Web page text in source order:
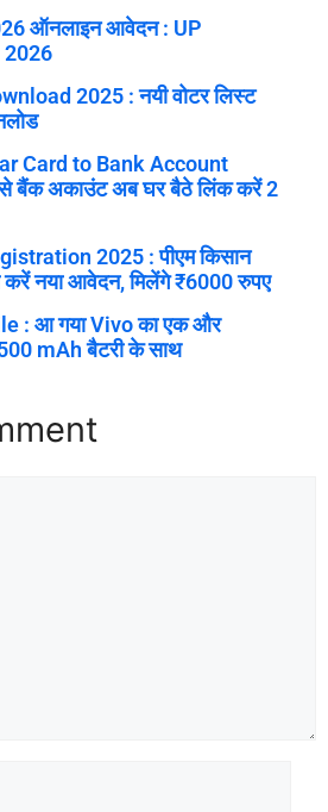
ऑनलाइन आवेदन : UP
2025 : नयी वोटर लिस्ट
Card to Bank Account
बैंक अकाउंट अब घर बैठे लिंक करें 2
2025 : पीएम किसान
करें नया आवेदन, मिलेंगे ₹6000 रुपए
: आ गया Vivo का एक और
mAh बैटरी के साथ